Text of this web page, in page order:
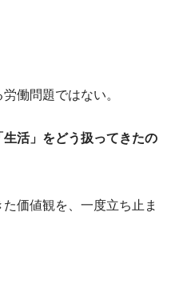
働問題ではない。
活」をどう扱ってきたの
価値観を、一度立ち止ま